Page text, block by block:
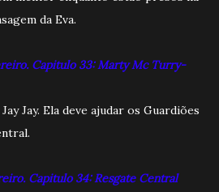
da Eva.
Capitulo 33: Marty Mc Turry-
Jay. Ela deve ajudar os Guardiões
Capitulo 34: Resgate Central